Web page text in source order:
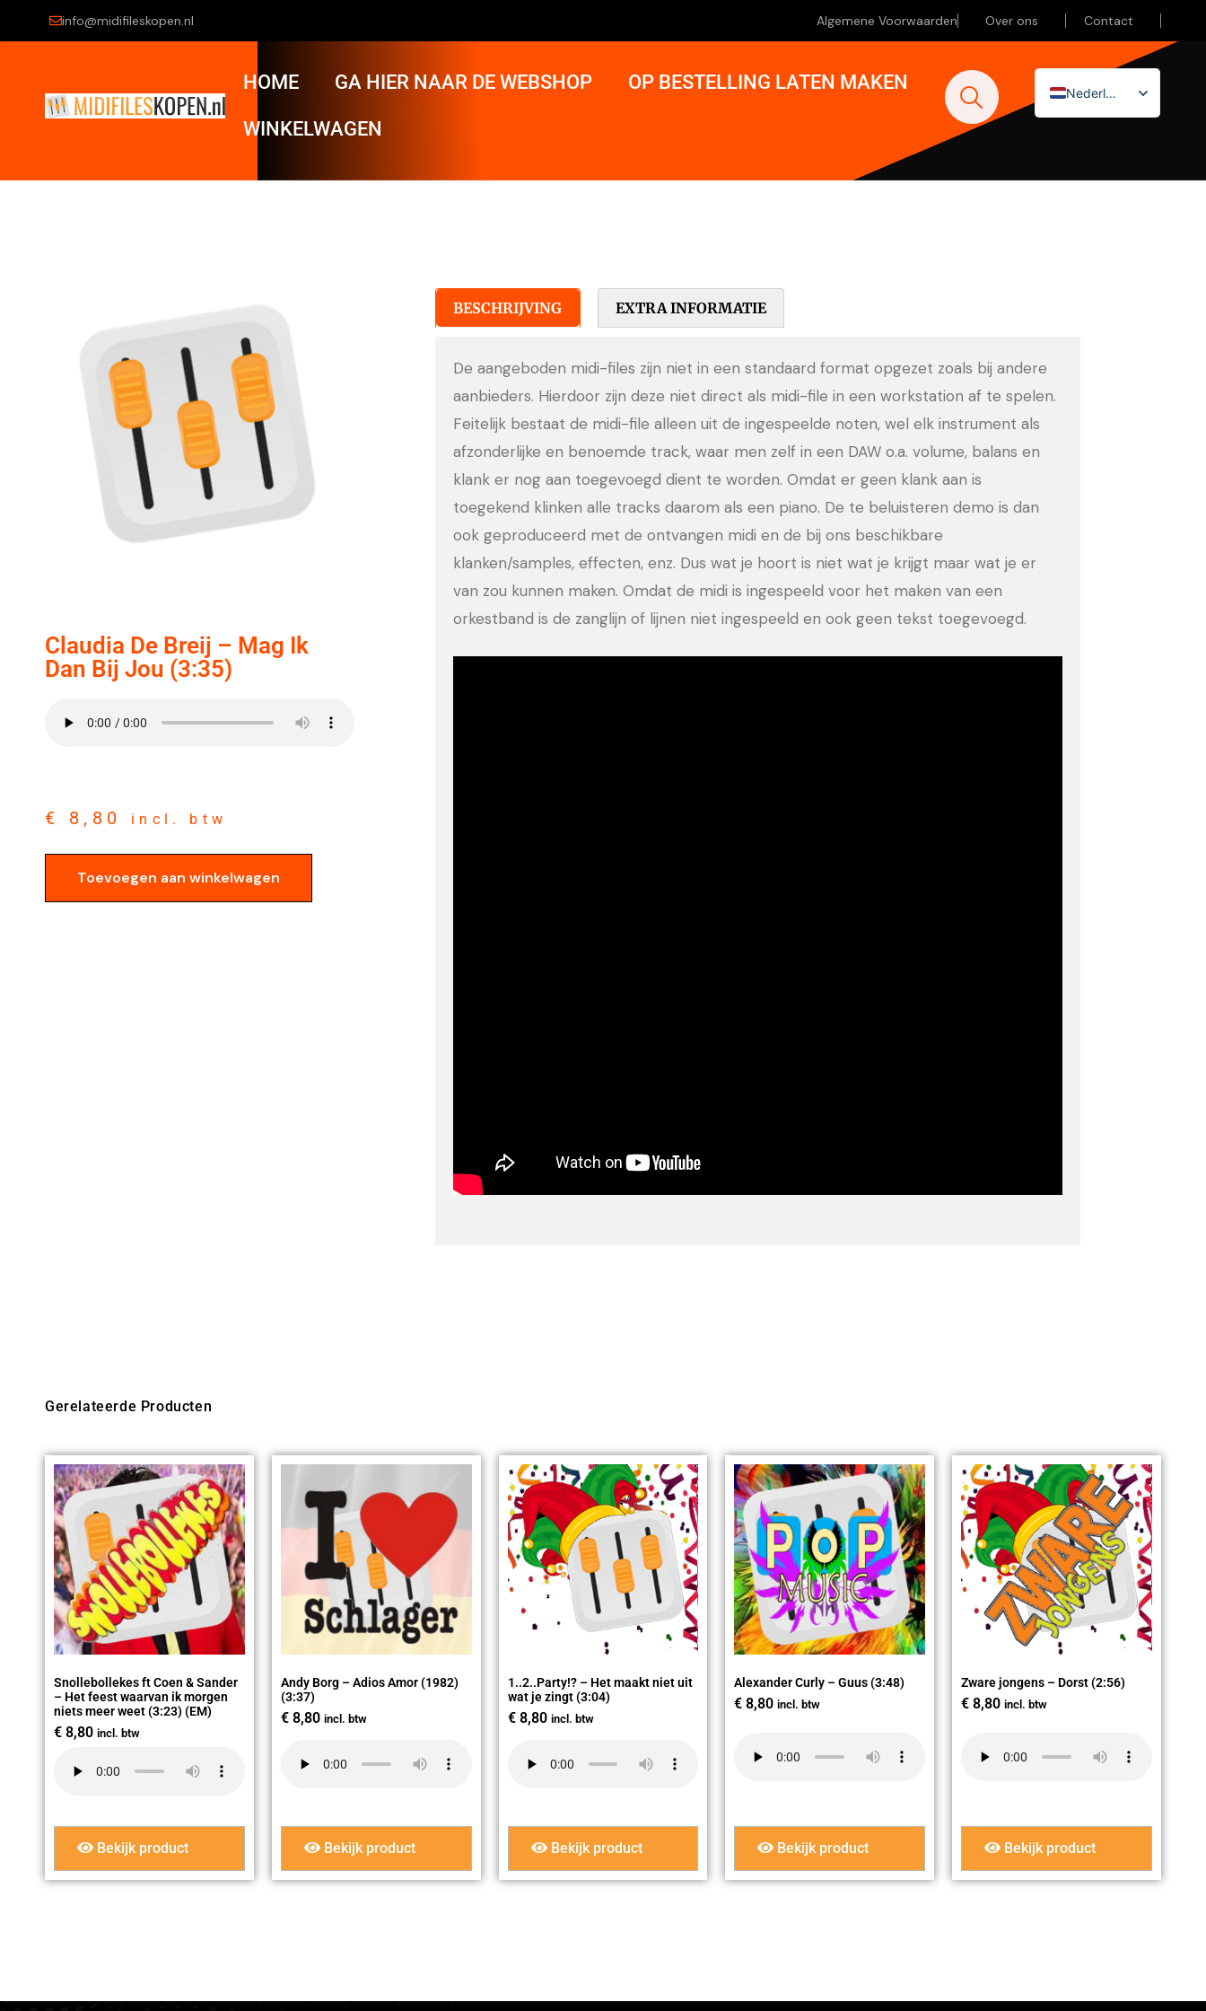
info@midifileskopen.nl Algemene Voorwaarden Over ons Contact
HOME GA HIER NAAR DE WEBSHOP OP BESTELLING LATEN MAKEN
WINKELWAGEN
Nederlands
English (UK)
Claudia De Breij – Mag Ik
Dan Bij Jou (3:35)
€ 8,80 incl. btw
Toevoegen aan winkelwagen
BESCHRIJVING EXTRA INFORMATIE
De aangeboden midi-files zijn niet in een standaard format opgezet zoals bij andere
aanbieders. Hierdoor zijn deze niet direct als midi-file in een workstation af te spelen.
Feitelijk bestaat de midi-file alleen uit de ingespeelde noten, wel elk instrument als
afzonderlijke en benoemde track, waar men zelf in een DAW o.a. volume, balans en
klank er nog aan toegevoegd dient te worden. Omdat er geen klank aan is
toegekend klinken alle tracks daarom als een piano. De te beluisteren demo is dan
ook geproduceerd met de ontvangen midi en de bij ons beschikbare
klanken/samples, effecten, enz. Dus wat je hoort is niet wat je krijgt maar wat je er
van zou kunnen maken. Omdat de midi is ingespeeld voor het maken van een
orkestband is de zanglijn of lijnen niet ingespeeld en ook geen tekst toegevoegd.
Gerelateerde Producten
Snollebollekes ft Coen & Sander
– Het feest waarvan ik morgen
niets meer weet (3:23) (EM)
€ 8,80 incl. btw
Bekijk product
Andy Borg – Adios Amor (1982)
(3:37)
€8,80 incl. btw
Bekijk product
1..2..Party!? – Het maakt niet uit
wat je zingt (3:04)
€8,80 incl. btw
Bekijk product
Alexander Curly – Guus (3:48)
€ 8,80 incl. btw
Bekijk product
Zware jongens – Dorst (2:56)
€ 8,80 incl. btw
Bekijk product